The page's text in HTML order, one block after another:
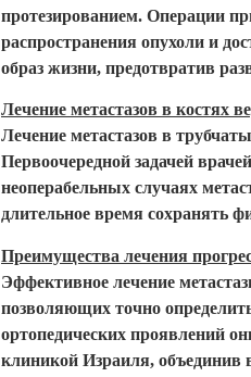
протезированием. Операции
распространения опухоли и
образ жизни, предотвратив
Лечение метастазов в костях
Лечение метастазов в
Первоочередной задачей
неоперабельных случаях
длительное время сохранять
Преимущества лечения
Эффективное лечение
позволяющих точно
ортопедических проявлений
клиникой Израиля, объединив